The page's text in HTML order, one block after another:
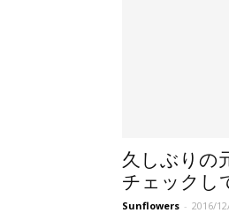
久しぶりの
チェックし
Sunflowers - 2016/